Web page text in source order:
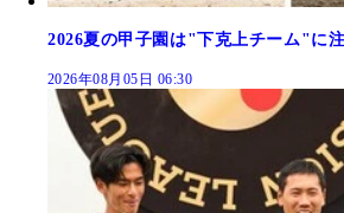
2026夏の甲子園は"下克上チーム"に注
2026年08月05日 06:30